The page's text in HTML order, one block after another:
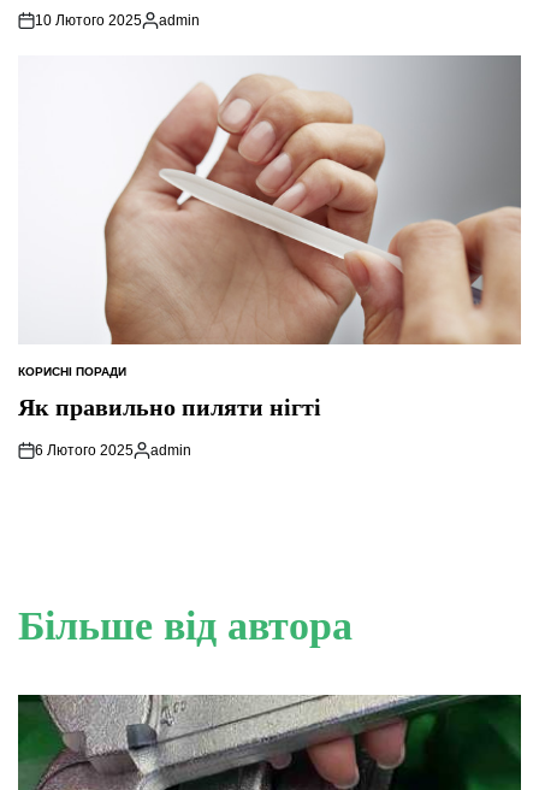
10 Лютого 2025
Опубліковано
admin
ОПУБЛІКУВАТИ
КОРИСНІ ПОРАДИ
Як правильно пиляти нігті
6 Лютого 2025
Опубліковано
admin
Більше від автора